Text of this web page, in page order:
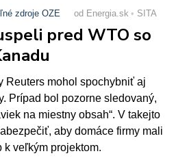
zdroje OZE od Energia.sk SITA
pred WTO so
Reuters mohol spochybniť aj
Prípad bol pozorne sledovaný,
na miestny obsah“. V takejto
aby domáce firmy mali
k veľkým projektom.